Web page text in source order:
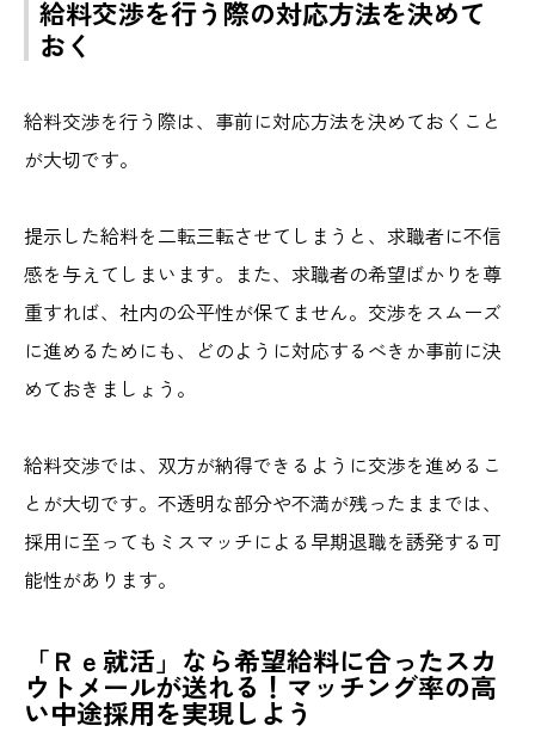
給料交渉を行う際の対応方法を決めて
おく
給料交渉を行う際は、事前に対応方法を決めておくこと
が大切です。
提示した給料を二転三転させてしまうと、求職者に不信
感を与えてしまいます。また、求職者の希望ばかりを尊
重すれば、社内の公平性が保てません。交渉をスムーズ
に進めるためにも、どのように対応するべきか事前に決
めておきましょう。
給料交渉では、双方が納得できるように交渉を進めるこ
とが大切です。不透明な部分や不満が残ったままでは、
採用に至ってもミスマッチによる早期退職を誘発する可
能性があります。
「Ｒｅ就活」なら希望給料に合ったスカ
ウトメールが送れる！マッチング率の高
い中途採用を実現しよう